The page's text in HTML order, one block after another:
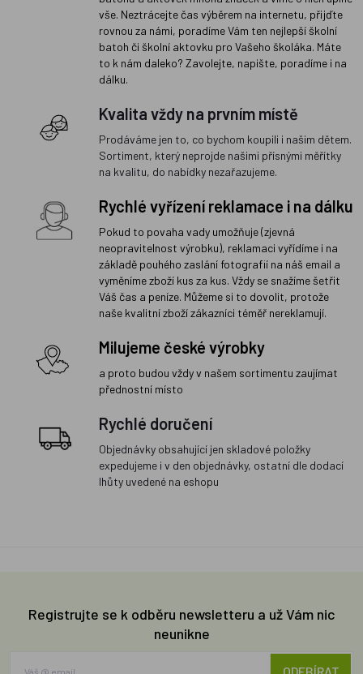
vše. Neztrácejte čas výběrem na internetu, přijďte
rovnou za námi, poradíme Vám ten nejlepší školní
batoh či školní aktovku pro Vašeho školáka. Máte
to k nám daleko? Zavolejte, napište, poradíme i na
dálku.
Kvalita vždy na prvním místě
Prodáváme jen to, co bychom koupili i našim dětem.
Sortiment, který neprojde našimi přísnými měřítky
na kvalitu, do nabídky nezařazujeme.
Rychlé vyřízení reklamace i na dálku
Pokud to povaha vady umožňuje (zjevná
neopravitelnost výrobku), reklamaci vyřídíme i na
základě pouhého zaslání fotografií na náš email a
vyměníme zboží kus za kus. Vždy se snažíme šetřit
Váš čas a peníze. Můžeme si to dovolit, protože
naše kvalitní zboží zákazníci téměř nereklamují.
Milujeme české výrobky
a proto budou vždy v našem sortimentu zaujímat
přednostní místo
Rychlé doručení
Objednávky obsahující jen skladové položky
expedujeme i v den objednávky, ostatní dle dodací
lhůty uvedené na eshopu
Registrujte se k odběru newsletteru a už Vám nic
neunikne
ODEBÍRAT